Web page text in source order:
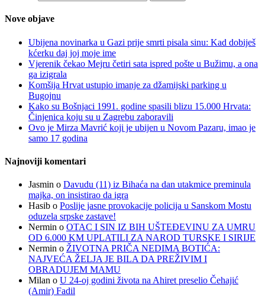
Nove objave
Ubijena novinarka u Gazi prije smrti pisala sinu: Kad dobiješ
kćerku daj joj moje ime
Vjerenik čekao Mejru četiri sata ispred pošte u Bužimu, a ona
ga izigrala
Komšija Hrvat ustupio imanje za džamijski parking u
Bugojnu
Kako su Bošnjaci 1991. godine spasili blizu 15.000 Hrvata:
Činjenica koju su u Zagrebu zaboravili
Ovo je Mirza Mavrić koji je ubijen u Novom Pazaru, imao je
samo 17 godina
Najnoviji komentari
Jasmin o Davudu (11) iz Bihaća na dan utakmice preminula
majka, on insistirao da igra
Hasib o Poslije jasne provokacije policija u Sanskom Mostu
oduzela srpske zastave!
Nermin o OTAC I SIN IZ BIH UŠTEĐEVINU ZA UMRU
OD 6.000 KM UPLATILI ZA NAROD TURSKE I SIRIJE
Nermin o ŽIVOTNA PRIČA NEDIMA BOTIĆA:
NAJVEĆA ŽELJA JE BILA DA PREŽIVIM I
OBRADUJEM MAMU
Milan o U 24-oj godini života na Ahiret preselio Čehajić
(Amir) Fadil